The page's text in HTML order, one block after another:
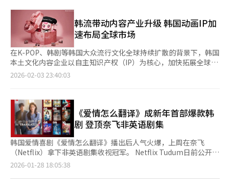
元）、方便面（2.5亿美元）、大米加工食品（1.5亿美元）、酱料
类（9000万美元）和饮料（9000万美元）成为增长主力，尤其是
酱料类产品，在韩餐文化传播的带动下保持稳定增长。欧洲市场同
样增势显著，去年韩国农水产品对欧出口额达9.0646亿美元，同比
增长22.8%，近五年年均增长率高达13.1%。方便面、紫菜、辛奇
位列出口前茅，即食食品、健康食品与冷冻食品出口量也持续攀
升。 家指出，韩国美食出口的扩大离不开持续升温的韩国文化热
理阶级大战》第一、二季上线后，持续位居全球非英语综艺收视榜
首，再度提升了国际社会对韩国料理的关注。 韩国文化体育观光
部日前发布的《2025年海外韩流实态调查》显示，在有过韩流体
验的受访者中，提及韩国时最先联想到的形象，K-Pop以17.2%居
首，韩国美食则以13.2%位列第二，意味着韩国美食已不再仅是影
视作品中的点缀或旅行体验，而是被视作代表韩国的核心文化资产
之一。 酱腌鸡蛋的流行，标志着韩国美食国际传播进入新阶段。
在最日常的“家常小菜”领域，印证了韩国美食持续渗透的潜力。
的兴趣。研究团队指出，海外粉丝因韩国内容产生学习动机，并通
过线上平台开始自学，但由于缺乏系统课程设计和持续指导，学习
水平停滞在初级阶段。 值得注意的是，54%的受访者将TOPIK 4级
作为目标水平。该等级通常是赴韩就读韩语授课专业的毕业要求。
同时，70%的粉丝表示有兴趣或计划参加TOPIK考试，显示出他们
希望将韩语能力提升至熟练水平。 在教学方式方面，76%的受访
者偏好“以韩语为主、英语补充说明”的授课模式，20%希望“以
英语为主”，仅4%选择“完全使用韩语。 研究团队建议，应通过
境，帮助其突破初级阶段瓶颈，迈向中高级水平。同时，为提升学
习效果，可在课程中充分利用艺人歌词、社交媒体内容及相关视频
等贴近粉丝的真实素材，以增强学习动机和语境理解，使语言学习
更具实用性和沉浸感。
法注册的房地产经纪人，“国际房地产经纪人”由首尔市直接审核
与指定，在专业资质与服务能力方面均符合相关标准。与普通中介
不同的是，他们不仅熟悉韩国房地产交易流程，还能以英语、中
文、日语、越南语、蒙古语等多种语言提供咨询，帮助外籍居民理
解合同条款与权利义务，从源头降低交易风险。目前，在所有指定
的国际房地产经纪人中，能够提供中文咨询服务的经纪人共有18
人，活跃在首尔各区一线。 首尔市表示，该制度旨在支持外籍居
民进行安全的房产交易。随着在韩外籍人口持续增加，租赁纠纷、
国人难以充分理解韩国特有的全租房制度以及复杂的登记与权利关
系结构。因此，首尔市通过制度化方式，筛选并指定具备专业性与
服务能力的国际房地产经纪人，打造专门面向外国人的咨询平台。
近期，本报记者走访两家国际房地产中介事务所，采访了正在一线
为外国人提供服务的房地产经纪人，倾听他们在租赁咨询、合同审
核与风险防范中的真实故事，记录他们奔走于社区与客户之间、为
外籍居民筑起“安全居住防线”的一线实践。 ▲不只签合同 更管
入住后 外籍租客身边的全程中介 在首尔弘大入口站附近经营“弘
大入口不动产中介事务所”的代表金俊洙，便是其中之一。与传统
韩流带动内容产业升级 韩国动画IP加
速布局全球市场
在K-POP、韩剧等韩国大众流行文化全球持续扩散的背景下，韩国
本土文化内容企业以自主知识产权（IP）为核心，加快拓展全球市
场版图。通过动画这一传播媒介，结合联动玩具等衍生商品的“内
市场。与BBC签署了第一、二季的播出协议，从本月起将在旗下频
道开始播出。 《龙甲合体》已于去年10月通过美国迪士尼XD频道
首次亮相北美市场，本月起上线迪士尼+，进一步扩大国际曝光
度。这一作品是大元媒体将原有真人特摄系列《龙甲合体》面向全
球市场重新制作的动画版本，并与总部位于洛杉矶的玩具制作公司
MGA娱乐共同制作，在角色设定和世界观上充分考虑海外观众喜
好。 文化内容输出的同时，商业化布局也在同步推进。大元媒体
计划自今年3月起陆续推出《龙甲合体》系列玩具。公司负责人表
示，在市场需求已形成的局面下，与MGA娱乐的合作水到渠成，今
2026-02-03 23:40:03
《爱情怎么翻译》成新年首部爆款韩
剧 登顶奈飞非英语剧集
韩国爱情喜剧《爱情怎么翻译》播出后人气火爆，上周在奈飞
（Netflix）拿下非英语剧集收视冠军。 Netflix Tudum日前公开的
奈飞节目收视统计显示，本月19日至25日，《爱情怎么翻译》累
长），在非英语节目中居首。 《爱情怎么翻译》在哥伦比亚、玻
2026-01-28 18:05:38
页